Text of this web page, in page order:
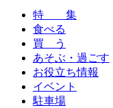
特 集
食べる
買 う
あそぶ・過ごす
お役立ち情報
イベント
駐車場